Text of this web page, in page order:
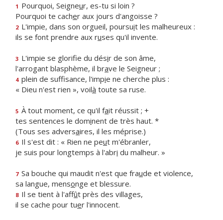
1 Pourquoi, Seigneur, es-tu si loin ?
Pourquoi te cacher aux jours d'angoisse ?
2 L'impie, dans son orgueil, poursuit les malheureux :
ils se font prendre aux ruses qu'il invente.
3 L'impie se glorifie du désir de son âme,
l'arrogant blasphème, il brave le Seigneur ;
4 plein de suffisance, l'impie ne cherche plus :
« Dieu n'est rien », voilà toute sa ruse.
5 À tout moment, ce qu'il fait réussit ; +
tes sentences le dominent de très haut. *
(Tous ses adversaires, il les méprise.)
6 Il s'est dit : « Rien ne peut m'ébranler,
je suis pour longtemps à l'abri du malheur. »
7 Sa bouche qui maudit n'est que fraude et violence,
sa langue, mensonge et blessure.
8 Il se tient à l'affût près des villages,
il se cache pour tuer l'innocent.